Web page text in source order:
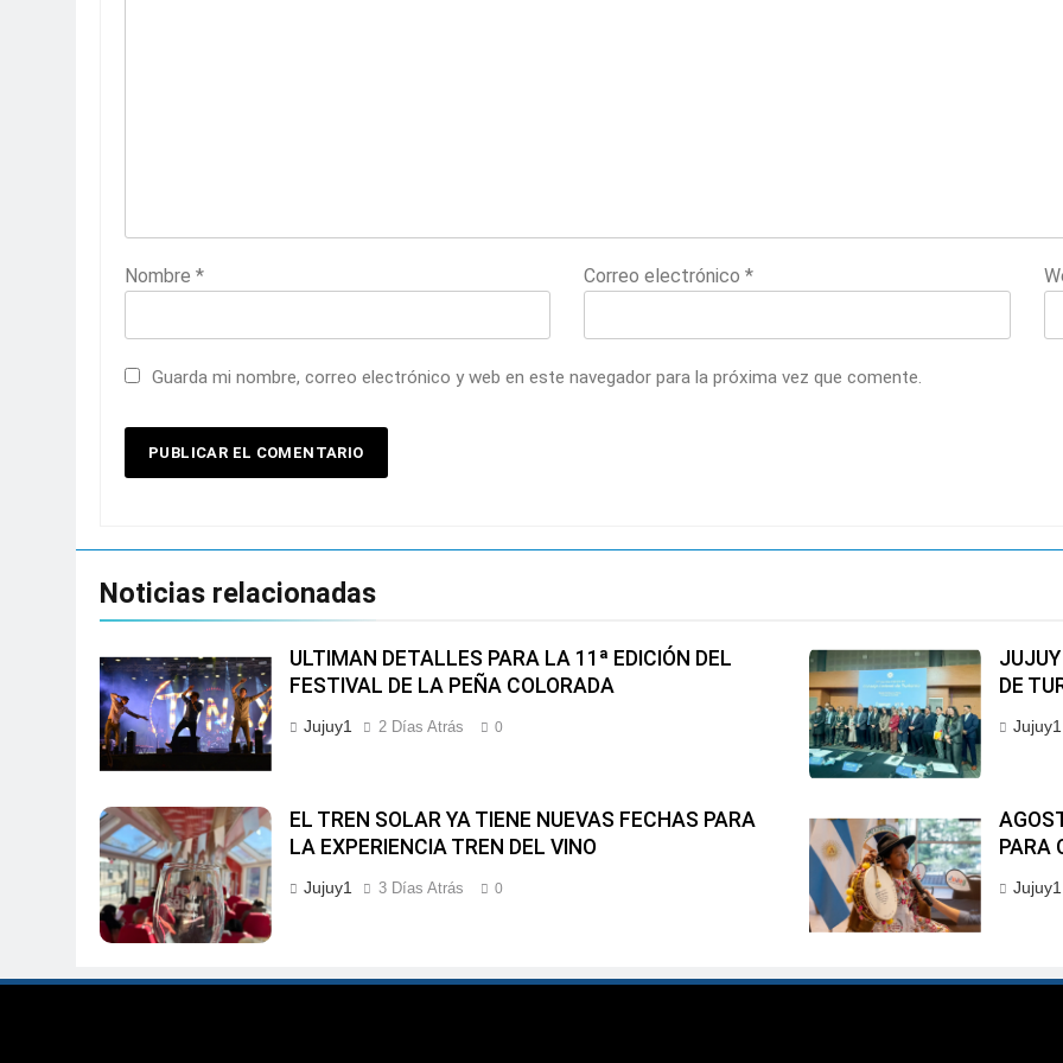
Nombre * Correo electrónico*
Guarda mi nombre, correo electrónico y web en este navegador para la próxima vez que comente.
Noticias relacionadas
ULTIMAN DETALLES PARA LA 11ª EDICIÓN DEL
FESTIVAL DE LA PEÑA COLORADA
Jujuy1 2 Días Atrás 0
DE
Jujuy1
EL TREN SOLAR YA TIENE NUEVAS FECHAS PARA
LA EXPERIENCIA TREN DEL VINO
Jujuy1 3 Días Atrás 0
PARA
Jujuy1